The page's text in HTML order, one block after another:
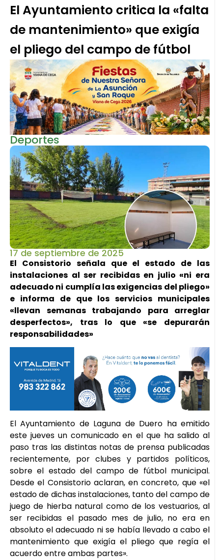
El Ayuntamiento critica la «falta
de mantenimiento» que exigía
el pliego del campo de fútbol
Deportes
17 de septiembre de 2025
El Consistorio señala que el estado de las
instalaciones al ser recibidas en julio «ni era
adecuado ni cumplía las exigencias del pliego»
e informa de que los servicios municipales
«llevan semanas trabajando para arreglar
desperfectos», tras lo que «se depurarán
responsabilidades»
El Ayuntamiento de Laguna de Duero ha emitido
este jueves un comunicado en el que ha salido al
paso tras las distintas notas de prensa publicadas
recientemente, por clubes y partidos políticos,
sobre el estado del campo de fútbol municipal.
Desde el Consistorio aclaran, en concreto, que «el
estado de dichas instalaciones, tanto del campo de
juego de hierba natural como de los vestuarios, al
ser recibidas el pasado mes de julio, no era en
absoluto el adecuado ni se había llevado a cabo el
mantenimiento que exigía el pliego que regía el
acuerdo entre ambas partes».